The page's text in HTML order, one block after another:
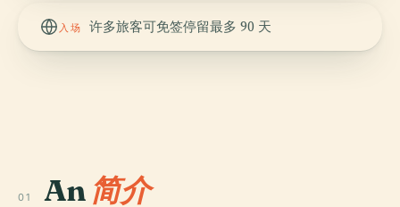
入场 许多旅客可免签停留最多 90 天
01 An 简介